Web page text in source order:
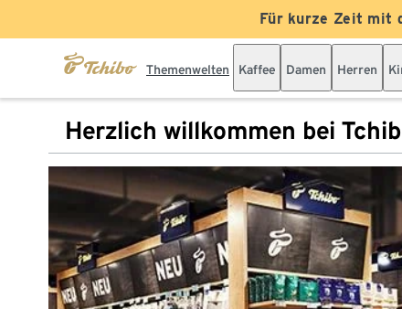
Für kurze Zeit mit
Themenwelten Kaffee Damen Herren
Herzlich willkommen bei